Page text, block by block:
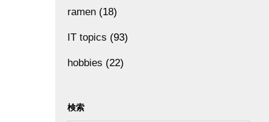
ramen (18)
IT topics (93)
hobbies (22)
検索